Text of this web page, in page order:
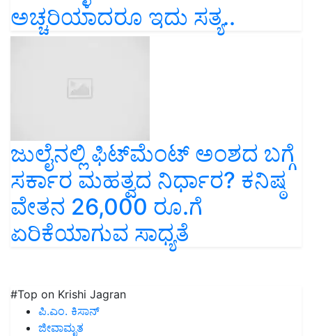
ಅಚ್ಚರಿಯಾದರೂ ಇದು ಸತ್ಯ..
ಜುಲೈನಲ್ಲಿ ಫಿಟ್‌ಮೆಂಟ್ ಅಂಶದ ಬಗ್ಗೆ
ಸರ್ಕಾರ ಮಹತ್ವದ ನಿರ್ಧಾರ? ಕನಿಷ್ಠ
ವೇತನ 26,000 ರೂ.ಗೆ
ಏರಿಕೆಯಾಗುವ ಸಾಧ್ಯತೆ
#Top on Krishi Jagran
ಪಿ.ಎಂ. ಕಿಸಾನ್
ಜೀವಾಮೃತ